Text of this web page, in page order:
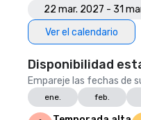
22 mar. 2027 - 31
Ver el calendario
Disponibilidad
Empareje las fechas de
ene. feb.